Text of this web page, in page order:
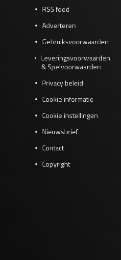
RSS feed
Adverteren
Gebruiksvoorwaarden
Leveringsvoorwaarden
& Spelvoorwaarden
Privacy beleid
Cookie informatie
Cookie instellingen
Nieuwsbrief
Contact
Copyright